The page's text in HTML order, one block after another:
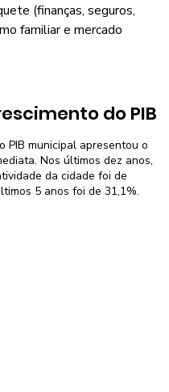
(finanças, seguros,
familiar e mercado
do PIB
PIB municipal apresentou o
Nos últimos dez anos,
da cidade foi de
5 anos foi de 31,1%.